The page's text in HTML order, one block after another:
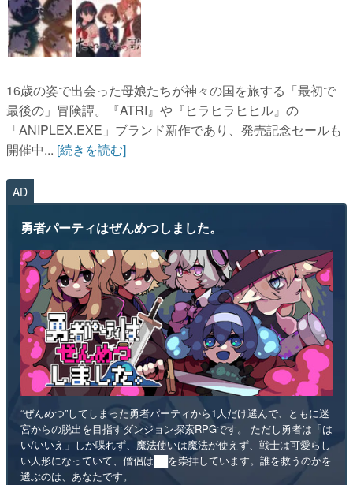
その他
電ファミニコゲーマーとは？
運営：株式会社マレ
16歳の姿で出会った母娘たちが神々の国を旅する「最初で
最後の」冒険譚。『ATRI』や『ヒラヒラヒヒル』の
「ANIPLEX.EXE」ブランド新作であり、発売記念セールも
開催中... [続きを読む]
AD
勇者パーティはぜんめつしました。
“ぜんめつ”してしまった勇者パーティから1人だけ選んで、ともに迷
宮からの脱出を目指すダンジョン探索RPGです。 ただし勇者は「は
い/いいえ」しか喋れず、魔法使いは魔法が使えず、戦士は可愛らし
い人形になっていて、僧侶は██を崇拝しています。誰を救うのかを
選ぶのは、あなたです。